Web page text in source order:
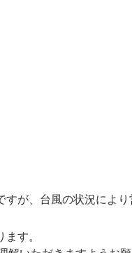
が、台風の状況によ
す。